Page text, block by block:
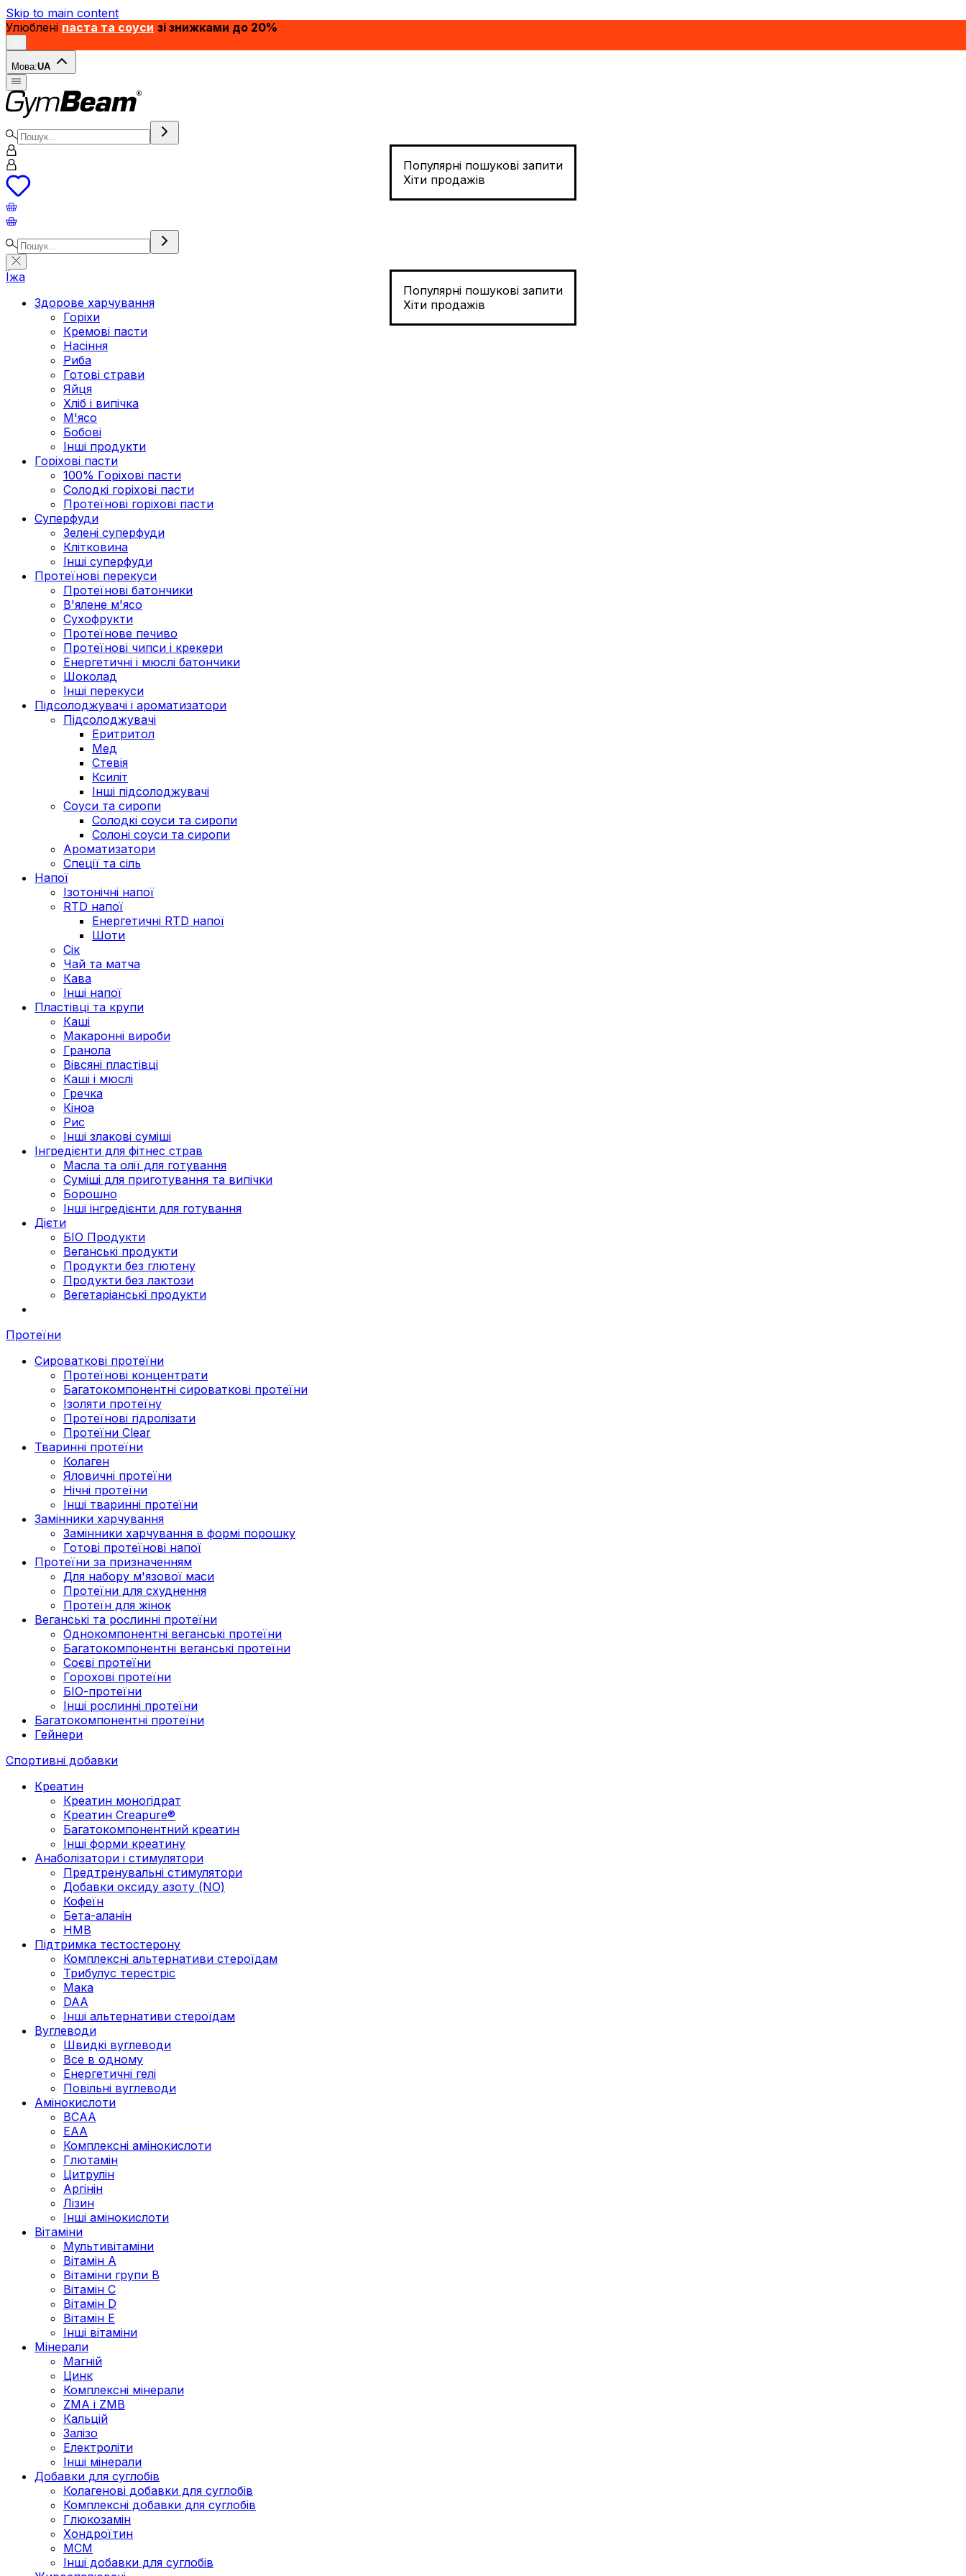
Skip to main content
Улюблені паста та соуси зі знижками до 20%
Мова:UA
Популярні пошукові запити
Хіти продажів
Популярні пошукові запити
Хіти продажів
Їжа
Здорове харчування
Горіхи
Кремові пасти
Насіння
Риба
Готові страви
Яйця
Хліб і випічка
М'ясо
Бобові
Інші продукти
Горіхові пасти
100% Горіхові пасти
Солодкі горіхові пасти
Протеїнові горіхові пасти
Суперфуди
Зелені суперфуди
Клітковина
Інші суперфуди
Протеїнові перекуси
Протеїнові батончики
В'ялене м'ясо
Сухофрукти
Протеїнове печиво
Протеїнові чипси і крекери
Енергетичні і мюслі батончики
Шоколад
Інші перекуси
Підсолоджувачі і ароматизатори
Підсолоджувачі
Еритритол
Мед
Стевія
Ксиліт
Інші підсолоджувачі
Соуси та сиропи
Солодкі соуси та сиропи
Солоні соуси та сиропи
Ароматизатори
Спеції та сіль
Напої
Ізотонічні напої
RTD напої
Енергетичні RTD напої
Шоти
Сік
Чай та матча
Кава
Інші напої
Пластівці та крупи
Каші
Макаронні вироби
Гранола
Вівсяні пластівці
Каші і мюслі
Гречка
Кіноа
Рис
Інші злакові суміші
Інгредієнти для фітнес страв
Масла та олії для готування
Суміші для приготування та випічки
Борошно
Інші інгредієнти для готування
Дієти
БІО Продукти
Веганські продукти
Продукти без глютену
Продукти без лактози
Вегетаріанські продукти
Протеїни
Сироваткові протеїни
Протеїнові концентрати
Багатокомпонентні сироваткові протеїни
Ізоляти протеїну
Протеїнові гідролізати
Протеїни Clear
Тваринні протеїни
Колаген
Яловичні протеїни
Нічні протеїни
Інші тваринні протеїни
Замінники харчування
Замінники харчування в формі порошку
Готові протеїнові напої
Протеїни за призначенням
Для набору м'язової маси
Протеїни для схуднення
Протеїн для жінок
Веганські та рослинні протеїни
Однокомпонентні веганські протеїни
Багатокомпонентні веганські протеїни
Cоєві протеїни
Горохові протеїни
БІО-протеїни
Інші рослинні протеїни
Багатокомпонентні протеїни
Гейнери
Спортивні добавки
Креатин
Креатин моногідрат
Креатин Creapure®
Багатокомпонентний креатин
Інші форми креатину
Анаболізатори і стимулятори
Предтренувальні стимулятори
Добавки оксиду азоту (NO)
Кофеїн
Бета-аланін
HMB
Підтримка тестостерону
Комплексні альтернативи стероїдам
Трибулус терестріс
Мака
DAA
Інші альтернативи стероїдам
Вуглеводи
Швидкі вуглеводи
Все в одному
Енергетичні гелі
Повільні вуглеводи
Амінокислоти
BCAA
EAA
Комплексні амінокислоти
Глютамін
Цитрулін
Аргінін
Лізин
Інші амінокислоти
Вітаміни
Мультивітаміни
Вітамін А
Вітаміни групи В
Вітамін C
Вітамін D
Вітамін Е
Інші вітаміни
Мінерали
Магній
Цинк
Комплексні мінерали
ZMA і ZMB
Кальцій
Залізо
Електроліти
Інші мінерали
Добавки для суглобів
Колагенові добавки для суглобів
Комплексні добавки для суглобів
Глюкозамін
Хондроїтин
МСМ
Інші добавки для суглобів